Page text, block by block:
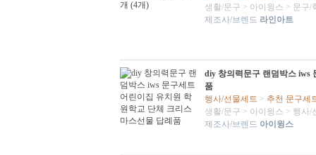
생활/문구 > 아이윙스 > 문구/
제조사/브렌드 라인아트
diy 창의력문구 랜덤박스 iws
품
행사/선물세트 > 추천 문구세
생활/문구 > 아이윙스 > 행사/
제조사/브렌드 아이윙스